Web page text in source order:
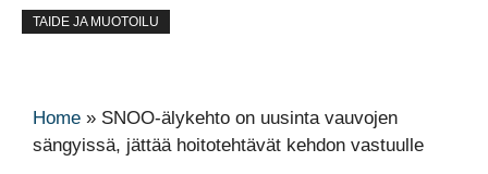
TAIDE JA MUOTOILU
Home » SNOO-älykehto on uusinta vauvojen
sängyissä, jättää hoitotehtävät kehdon vastuulle